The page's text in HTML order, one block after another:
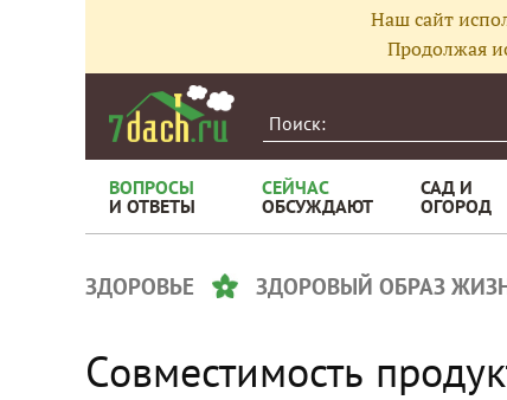
Наш сайт
Продолжая
ВОПРОСЫ
И ОТВЕТЫ
СЕЙЧАС
ОБСУЖДАЮТ
САД И
ОГОРОД
ЗДОРОВЬЕ ЗДОРОВЫЙ ОБРАЗ
Совместимость